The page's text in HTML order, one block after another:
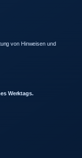
von Hinweisen und
Werktags.